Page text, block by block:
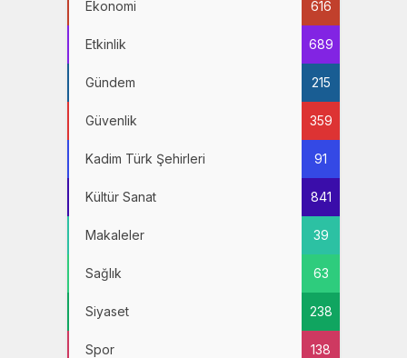
Ekonomi 616
Etkinlik 689
Gündem 215
Güvenlik 359
Kadim Türk Şehirleri 91
Kültür Sanat 841
Makaleler 39
Sağlık 63
Siyaset 238
Spor 138